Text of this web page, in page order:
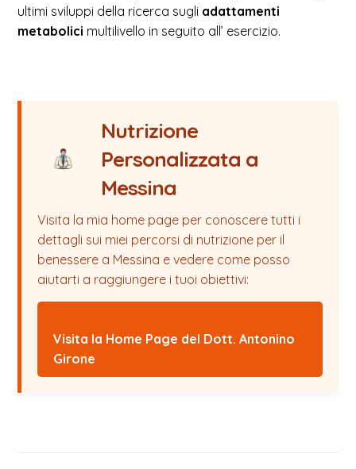
ultimi sviluppi della ricerca sugli adattamenti
metabolici multilivello in seguito all’ esercizio.
Nutrizione
Personalizzata a
Messina
Visita la mia home page per conoscere tutti i
dettagli sui miei percorsi di nutrizione per il
benessere a Messina e vedere come posso
aiutarti a raggiungere i tuoi obiettivi:
Visita la Home Page del Dott. Antonino
Girone